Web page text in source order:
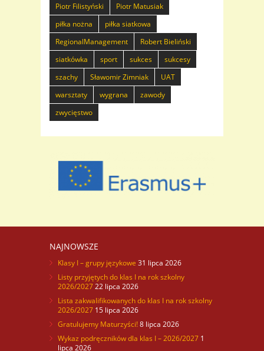
Piotr Filistyński
Piotr Matusiak
piłka nożna
piłka siatkowa
RegionalManagement
Robert Bieliński
siatkówka
sport sukces
sukcesy
szachy
Sławomir Zimniak
UAT
warsztaty
wygrana
zawody
zwycięstwo
NAJNOWSZE
Klasy I – grupy językowe 31 lipca 2026
Listy przyjętych do klas I na rok szkolny
2026/202722 lipca 2026
Lista zakwalifikowanych do klas I na rok szkolny
2026/2027 15 lipca 2026
Gratulujemy Maturzyści!8 lipca 2026
Wykaz podręczników dla klas I – 2026/2027 1
lipca 2026